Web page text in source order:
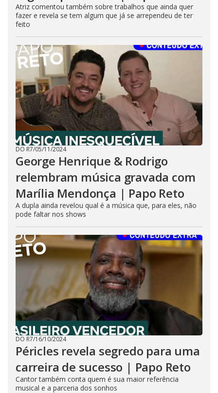
Atriz comentou também sobre trabalhos que ainda quer
fazer e revela se tem algum que já se arrependeu de ter
feito
DO R7/05/11/2024
George Henrique & Rodrigo
relembram música gravada com
Marília Mendonça | Papo Reto
A dupla ainda revelou qual é a música que, para eles, não
pode faltar nos shows
DO R7/16/10/2024
Péricles revela segredo para uma
carreira de sucesso | Papo Reto
Cantor também conta quem é sua maior referência
musical e a parceria dos sonhos